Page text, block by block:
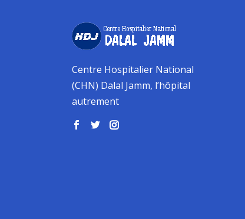
Centre Hospitalier National
(CHN) Dalal Jamm, l’hôpital
autrement